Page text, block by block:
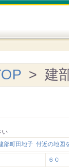
> 建
い
部町田地子 付近の地図
６０